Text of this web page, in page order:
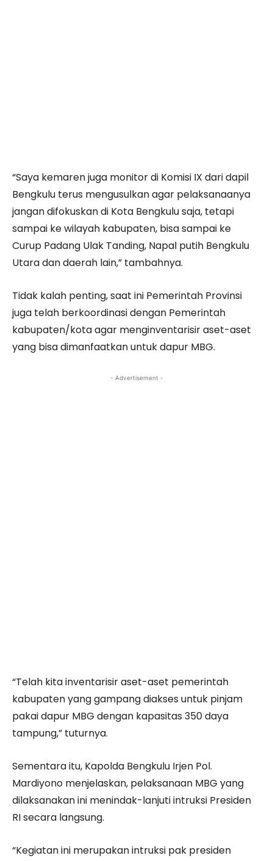
“Saya kemaren juga monitor di Komisi IX dari dapil
Bengkulu terus mengusulkan agar pelaksanaanya
jangan difokuskan di Kota Bengkulu saja, tetapi
sampai ke wilayah kabupaten, bisa sampai ke
Curup Padang Ulak Tanding, Napal putih Bengkulu
Utara dan daerah lain,” tambahnya.
Tidak kalah penting, saat ini Pemerintah Provinsi
juga telah berkoordinasi dengan Pemerintah
kabupaten/kota agar menginventarisir aset-aset
yang bisa dimanfaatkan untuk dapur MBG.
- Advertisement -
“Telah kita inventarisir aset-aset pemerintah
kabupaten yang gampang diakses untuk pinjam
pakai dapur MBG dengan kapasitas 350 daya
tampung,” tuturnya.
Sementara itu, Kapolda Bengkulu Irjen Pol.
Mardiyono menjelaskan, pelaksanaan MBG yang
dilaksanakan ini menindak-lanjuti intruksi Presiden
RI secara langsung.
“Kegiatan ini merupakan intruksi pak presiden